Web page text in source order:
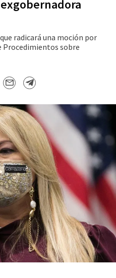
radicará una moción por
Procedimientos sobre